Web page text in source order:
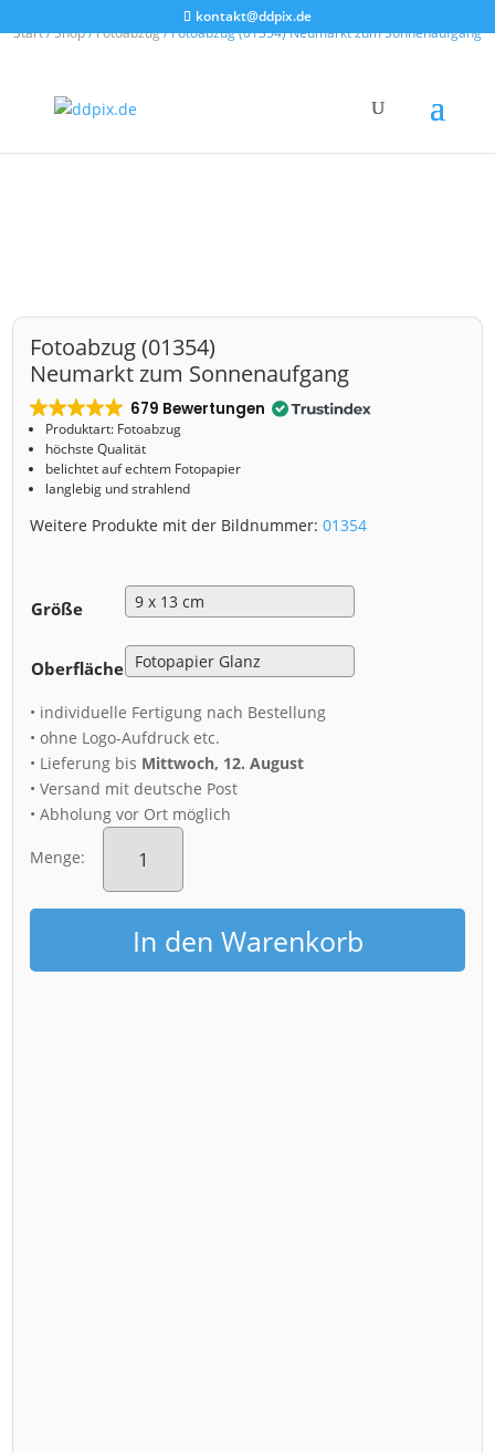
kontakt@ddpix.de
Start/Shop/Fotoabzug/ Fotoabzug (01354) Neumarkt zum Sonnenaufgang
Fotoabzug (01354)
Neumarkt zum Sonnenaufgang
679 Bewertungen
Produktart: Fotoabzug
höchste Qualität
belichtet auf echtem Fotopapier
langlebig und strahlend
Weitere Produkte mit der Bildnummer:01354
Größe
Oberfläche
• individuelle Fertigung nach Bestellung
• ohne Logo-Aufdruck etc.
• Lieferung bis Mittwoch, 12. August
• Versand mit deutsche Post
• Abholung vor Ort möglich
Menge:
Fotoabzug
(01354)
zum
Sonnenaufgang
MengeIn den Warenkorb